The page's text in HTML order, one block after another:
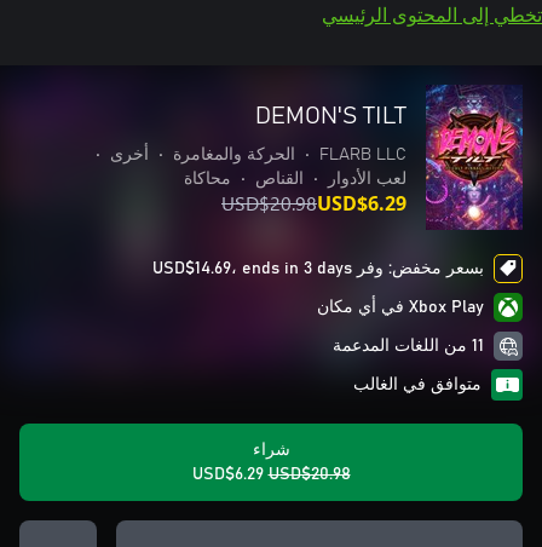
تخطي إلى المحتوى الرئيسي
DEMON'S TILT
FLARB LLC
• الحركة والمغامرة • أخرى
•
لعب الأدوار
• القناص • محاكاة
USD$20.98USD$6.29
بسعر مخفض: وفر USD$14.69، ends in 3 days
Xbox Play في أي مكان
11 من اللغات المدعمة
متوافق في الغالب
شراء
USD$20.98
USD$6.29